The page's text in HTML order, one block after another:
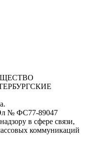
Эл № ФС77-89047
в сфере связи,
коммуникаций